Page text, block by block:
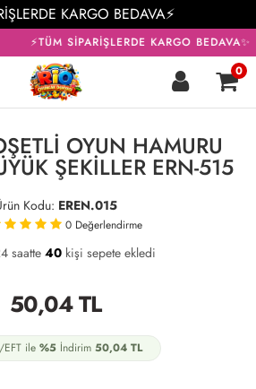
KARGO BEDAVA⚡
⚡TÜM SİPARİŞLERDE KARGO BEDAVA✨
0
OYUN HAMURU
ŞEKİLLER ERN-515
Kodu: EREN.015
0 Değerlendirme
23
saatte40 kişi sepete ekledi
12
50,04TL
EFT ile %5 İndirim 50,04 TL